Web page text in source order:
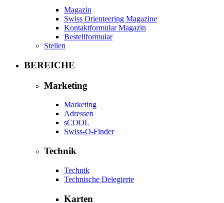
Magazin
Swiss Orienteering Magazine
Kontaktformular Magazin
Bestellformular
Stellen
BEREICHE
Marketing
Marketing
Adressen
sCOOL
Swiss-O-Finder
Technik
Technik
Technische Delegierte
Karten